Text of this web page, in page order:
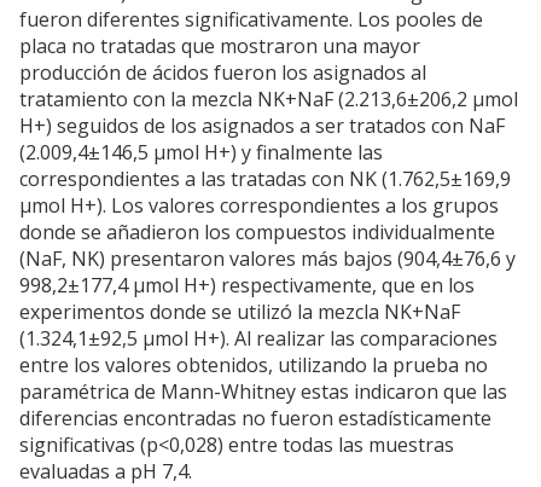
fueron diferentes significativamente. Los pooles de
placa no tratadas que mostraron una mayor
producción de ácidos fueron los asignados al
tratamiento con la mezcla NK+NaF (2.213,6±206,2 µmol
H+) seguidos de los asignados a ser tratados con NaF
(2.009,4±146,5 µmol H+) y finalmente las
correspondientes a las tratadas con NK (1.762,5±169,9
µmol H+). Los valores correspondientes a los grupos
donde se añadieron los compuestos individualmente
(NaF, NK) presentaron valores más bajos (904,4±76,6 y
998,2±177,4 µmol H+) respectivamente, que en los
experimentos donde se utilizó la mezcla NK+NaF
(1.324,1±92,5 µmol H+). Al realizar las comparaciones
entre los valores obtenidos, utilizando la prueba no
paramétrica de Mann-Whitney estas indicaron que las
diferencias encontradas no fueron estadísticamente
significativas (p<0,028) entre todas las muestras
evaluadas a pH 7,4.